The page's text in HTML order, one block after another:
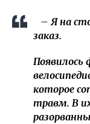
– Я на
заказ.
Появилось
которое
травм. В